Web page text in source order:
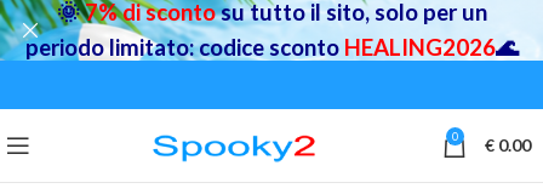
0 € 0.00
🌞7% di scontosu tutto il sito, solo per un
periodo limitato: codice sconto HEALING2026🌊